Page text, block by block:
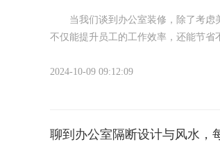
当我们谈到办公室装修，除了考虑美
不仅能提升员工的工作效率，还能节
首先，咱们得明确一点：办公室的取
2024-10-09 09:12:09
聊到办公室隔断设计与风水，